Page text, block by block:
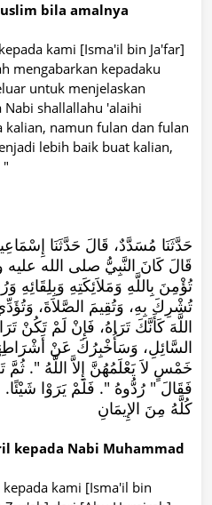
bila amalnya
kami [Isma'il bin Ja'far]
mengabarkan kepadaku
untuk menjelaskan
shallallahu 'alaihi
kalian, namun fulan dan fulan
lebih baik buat kalian,
"
حَدَّثَنَا مُسَدَّدٌ، قَالَ حَدَّثَنَا
قَالَ كَانَ النَّبِيُّ صلى الله عليه
تُؤْمِنَ بِاللَّهِ وَمَلاَئِكَتِهِ وَبِلِقَائِهِ
تُشْرِكَ بِهِ، وَتُقِيمَ الصَّلاَةَ،
اللَّهَ كَأَنَّكَ تَرَاهُ، فَإِنْ لَمْ تَكُنْ
السَّائِلِ، وَسَأُخْبِرُكَ عَنْ أَشْرَاطِهَا
خَمْسٍ لاَ يَعْلَمُهُنَّ إِلاَّ اللَّهُ ‏"‏‏.‏ ثُمَّ
فَقَالَ ‏"‏ رُدُّوهُ ‏"‏‏.‏ فَلَمْ يَرَوْا
كُلَّهُ مِنَ الإِيمَانِ
kepada Nabi Muhammad
kami [Isma'il bin